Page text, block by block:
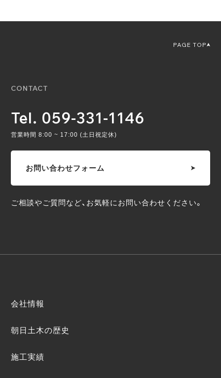
PAGE TOP
CONTACT
Tel. 059-331-1146
営業時間 8:00 ~ 17:00 (土日祝定休)
お問い合わせフォーム
ご相談やご質問など、お気軽にお問い合わせください。
会社情報
朝日土木の歴史
施工実績